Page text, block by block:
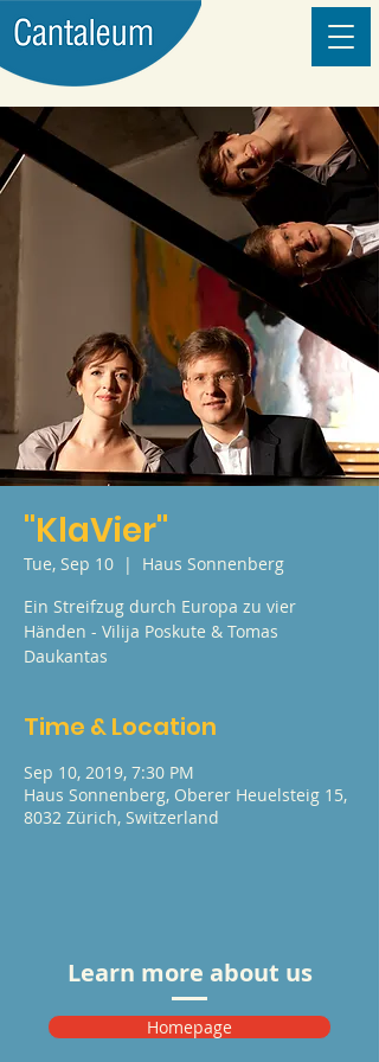
"KlaVier"
Tue, Sep 10
  |
Haus Sonnenberg
Ein Streifzug durch Europa zu vier
Händen - Vilija Poskute & Tomas
Daukantas
Time & Location
Sep 10, 2019, 7:30 PM
Haus Sonnenberg, Oberer Heuelsteig 15,
8032 Zürich, Switzerland
Learn more about us
Homepage